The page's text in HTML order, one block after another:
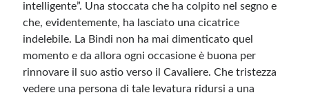
Accedi
Feed dei contenuti
Feed dei commenti
WordPress.org
intelligente”. Una stoccata che ha colpito nel segno e
che, evidentemente, ha lasciato una cicatrice
indelebile. La Bindi non ha mai dimenticato quel
momento e da allora ogni occasione è buona per
rinnovare il suo astio verso il Cavaliere. Che tristezza
vedere una persona di tale levatura ridursi a una